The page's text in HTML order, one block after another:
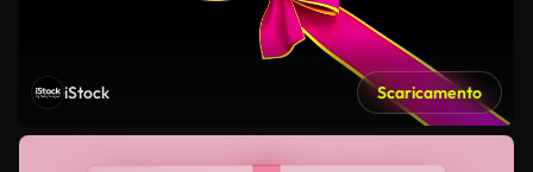
iStock Scaricamento